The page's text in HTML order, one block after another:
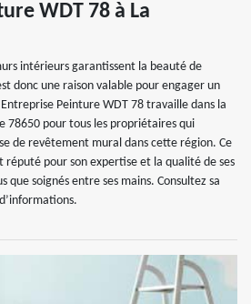
WDT 78 à La
intérieurs garantissent la beauté de
donc une raison valable pour engager un
Peinture WDT 78 travaille dans la
78650 pour tous les propriétaires qui
de revêtement mural dans cette région. Ce
réputé pour son expertise et la qualité de ses
que soignés entre ses mains. Consultez sa